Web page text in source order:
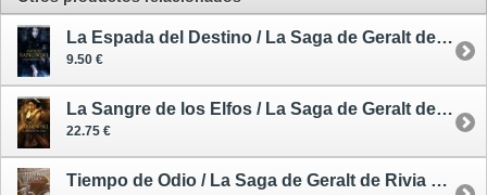
La Espada del Destino / La Saga de Geralt de Rivia 2 - tapa dura - oferta - segunda mano
9.50 €
La Sangre de los Elfos / La Saga de Geralt de Rivia 3 - tapa dura
22.75 €
Tiempo de Odio / La Saga de Geralt de Rivia 4 - rústica - artifex - oferta - segunda mano